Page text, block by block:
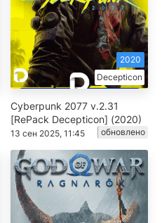
Decepticon
2020
Cyberpunk 2077 v.2.31
[RePack Decepticon] (2020)
13 сен 2025, 11:45 обновлено